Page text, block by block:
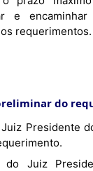
e
requerimentos.
do